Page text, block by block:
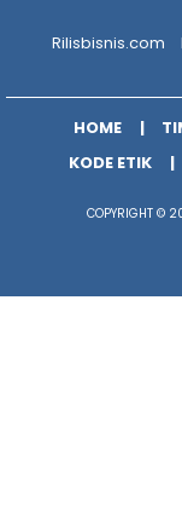
Rilisbisnis.com
HOME
KODE ETIK
COPYRIGHT ©